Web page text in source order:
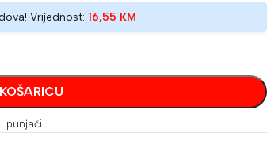
Vrijednost: 16,55 KM
punjači